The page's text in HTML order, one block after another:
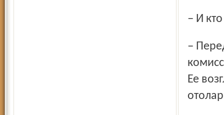
– И
– Перед поступлением в школу ребят проверяет
Ее